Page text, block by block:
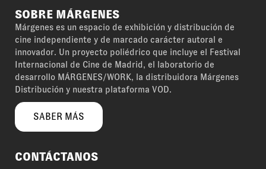
SOBRE MÁRGENES
Márgenes es un espacio de exhibición y distribución de
cine independiente y de marcado carácter autoral e
innovador. Un proyecto poliédrico que incluye el Festival
Internacional de Cine de Madrid, el laboratorio de
desarrollo MÁRGENES/WORK, la distribuidora Márgenes
Distribución y nuestra plataforma VOD.
SABER MÁS
CONTÁCTANOS